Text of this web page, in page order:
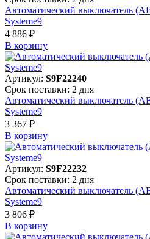
Автоматический выключатель
Systeme9
4 886 ₽
В корзинy
Артикул: S9F22240
Срок поставки: 2 дня
Автоматический выключатель
Systeme9
3 367 ₽
В корзинy
Артикул: S9F22232
Срок поставки: 2 дня
Автоматический выключатель
Systeme9
3 806 ₽
В корзинy